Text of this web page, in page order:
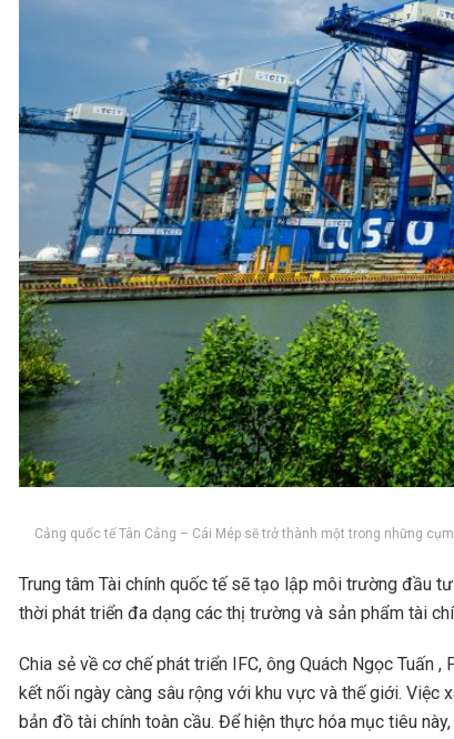
Cảng quốc tế Tân Cảng – Cái Mép sẽ trở thành một trong những
Trung tâm Tài chính quốc tế sẽ tạo lập môi trường đầu
thời phát triển đa dạng các thị trường và sản phẩm tài
Chia sẻ về cơ chế phát triển IFC, ông Quách Ngọc Tuấn
kết nối ngày càng sâu rộng với khu vực và thế giới. Việc
bản đồ tài chính toàn cầu. Để hiện thực hóa mục tiêu